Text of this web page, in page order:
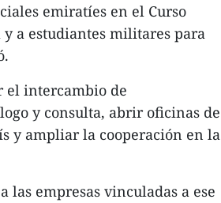
emiratíes en el Curso
a estudiantes militares para
el intercambio de
y consulta, abrir oficinas de
y ampliar la cooperación en la
empresas vinculadas a ese